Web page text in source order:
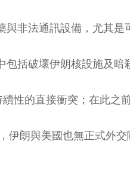
非法通訊設備，尤其是
括破壞伊朗核設施及暗
性的直接衝突；在此之
朗與美國也無正式外交